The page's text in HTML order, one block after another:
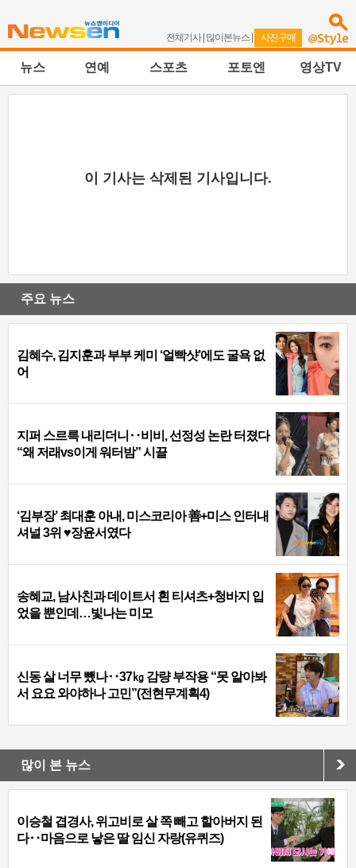
전체기사| 많이본뉴스 | 사진구매
뉴스 연예 스포츠 포토엔 영상TV
이 기사는 삭제된 기사입니다.
주요 뉴스
김혜수, 김지훈과 부부 케미 ‘얼빡샷’에도 굴욕 없
어
지퍼 스르륵 내리더니‥비비, 선정성 논란 터졌다
“왜 저래vs이게 워터밤” 시끌
‘김부장’ 최대훈 아내, 미스코리아 善+미스 인터내
셔널 3위 ♥장윤서였다
송혜교, 남사친과 데이트서 흰 티셔츠+청바지 입
었을 뿐인데…빛나는 미모
신동 살 너무 뺐나‥37㎏ 감량 부작용 “못 알아봐
서 요요 와야하나 고민”(전현무계획4)
많이 본 뉴스
이승철 겹경사, 위고비로 살 쪽 빼고 할아버지 된
다‥마음으로 낳은 딸 임신 자랑(유퀴즈)